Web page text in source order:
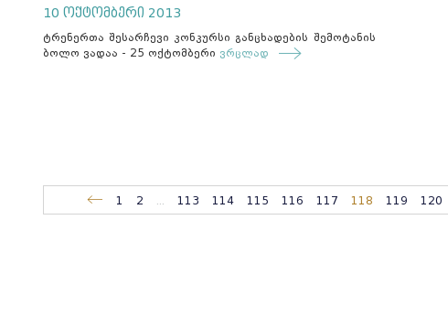
10 ოქტომბერი 2013
ტრენერთა შესარჩევი კონკურსი განცხადების შემოტანის
ბოლო ვადაა - 25 ოქტომბერი ვრცლად
1 2 113 114 115 116 117 118 119 120